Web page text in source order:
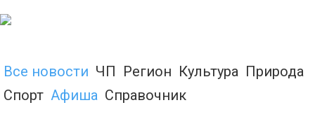
Все новости ЧП Регион Культура Природа
Спорт Афиша Справочник